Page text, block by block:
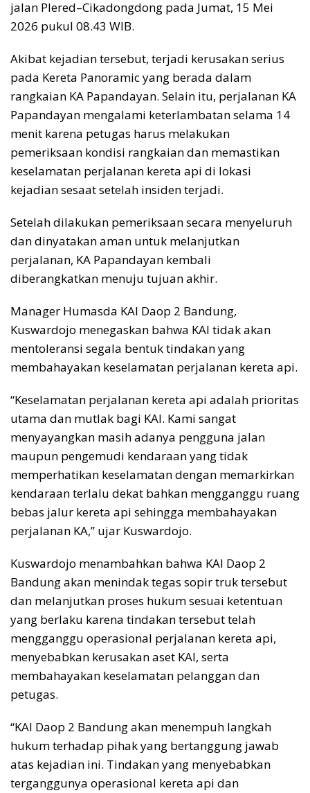
jalan Plered–Cikadongdong pada Jumat, 15 Mei
2026 pukul 08.43 WIB.
Akibat kejadian tersebut, terjadi kerusakan serius
pada Kereta Panoramic yang berada dalam
rangkaian KA Papandayan. Selain itu, perjalanan KA
Papandayan mengalami keterlambatan selama 14
menit karena petugas harus melakukan
pemeriksaan kondisi rangkaian dan memastikan
keselamatan perjalanan kereta api di lokasi
kejadian sesaat setelah insiden terjadi.
Setelah dilakukan pemeriksaan secara menyeluruh
dan dinyatakan aman untuk melanjutkan
perjalanan, KA Papandayan kembali
diberangkatkan menuju tujuan akhir.
Manager Humasda KAI Daop 2 Bandung,
Kuswardojo menegaskan bahwa KAI tidak akan
mentoleransi segala bentuk tindakan yang
membahayakan keselamatan perjalanan kereta api.
“Keselamatan perjalanan kereta api adalah prioritas
utama dan mutlak bagi KAI. Kami sangat
menyayangkan masih adanya pengguna jalan
maupun pengemudi kendaraan yang tidak
memperhatikan keselamatan dengan memarkirkan
kendaraan terlalu dekat bahkan mengganggu ruang
bebas jalur kereta api sehingga membahayakan
perjalanan KA,” ujar Kuswardojo.
Kuswardojo menambahkan bahwa KAI Daop 2
Bandung akan menindak tegas sopir truk tersebut
dan melanjutkan proses hukum sesuai ketentuan
yang berlaku karena tindakan tersebut telah
mengganggu operasional perjalanan kereta api,
menyebabkan kerusakan aset KAI, serta
membahayakan keselamatan pelanggan dan
petugas.
“KAI Daop 2 Bandung akan menempuh langkah
hukum terhadap pihak yang bertanggung jawab
atas kejadian ini. Tindakan yang menyebabkan
terganggunya operasional kereta api dan